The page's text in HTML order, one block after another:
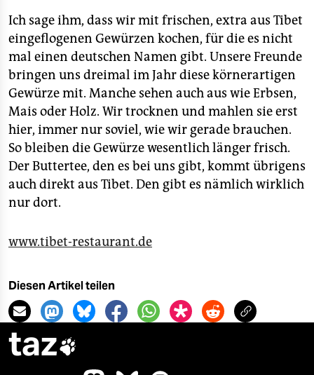
Ich sage ihm, dass wir mit frischen, extra aus Tibet
eingeflogenen Gewürzen kochen, für die es nicht
mal einen deutschen Namen gibt. Unsere Freunde
bringen uns dreimal im Jahr diese körnerartigen
Gewürze mit. Manche sehen auch aus wie Erbsen,
Mais oder Holz. Wir trocknen und mahlen sie erst
hier, immer nur soviel, wie wir gerade brauchen.
So bleiben die Gewürze wesentlich länger frisch.
Der Buttertee, den es bei uns gibt, kommt übrigens
auch direkt aus Tibet. Den gibt es nämlich wirklich
nur dort.
www.tibet-restaurant.de
Diesen Artikel teilen
taz